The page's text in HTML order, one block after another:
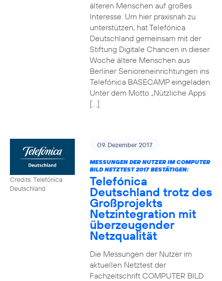
älteren Menschen auf großes
Interesse. Um hier praxisnah zu
unterstützen, hat Telefónica
Deutschland gemeinsam mit der
Stiftung Digitale Chancen in dieser
Woche ältere Menschen aus
Berliner Senioreneinrichtungen ins
Telefónica BASECAMP eingeladen.
Unter dem Motto „Nützliche Apps
[…]
Credits: Telefónica
Deutschland
09. Dezember 2017
MESSUNGEN DER NUTZER IM COMPUTER
BILD NETZTEST 2017 BESTÄTIGEN:
Telefónica
Deutschland trotz des
Großprojekts
Netzintegration mit
überzeugender
Netzqualität
Die Messungen der Nutzer im
aktuellen Netztest der
Fachzeitschrift COMPUTER BILD